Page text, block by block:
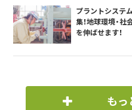
プラントシステ
集！地球環境・
を伸ばせます！
もっ